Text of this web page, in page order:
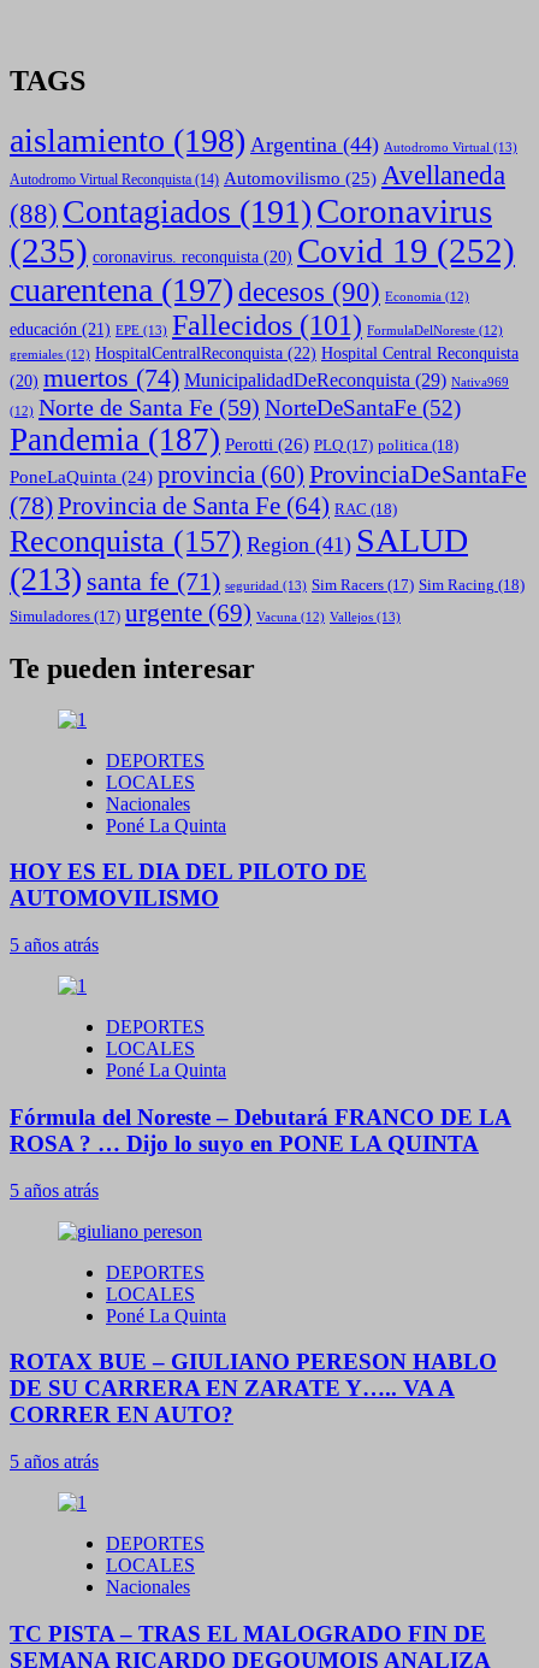
TAGS
aislamiento (198) Argentina (44) Autodromo Virtual (13)
Autodromo Virtual Reconquista (14) Automovilismo (25) Avellaneda
(88) Contagiados (191)Coronavirus
(235) coronavirus. reconquista (20) Covid 19 (252)
cuarentena (197) decesos (90) Economia (12)
educación (21) EPE (13) Fallecidos (101) FormulaDelNoreste (12)
gremiales (12) HospitalCentralReconquista (22) Hospital Central Reconquista
(20) muertos (74) MunicipalidadDeReconquista (29) Nativa969
(12) Norte de Santa Fe (59) NorteDeSantaFe (52)
Pandemia (187) Perotti (26) PLQ (17) politica (18)
PoneLaQuinta (24) provincia (60) ProvinciaDeSantaFe
(78)Provincia de Santa Fe (64) RAC (18)
Reconquista (157) Region (41) SALUD
(213) santa fe (71) seguridad (13) Sim Racers (17) Sim Racing (18)
Simuladores (17) urgente (69) Vacuna (12) Vallejos (13)
Te pueden interesar
DEPORTES
LOCALES
Nacionales
Poné La Quinta
HOY ES EL DIA DEL PILOTO DE
AUTOMOVILISMO
5 años atrás
DEPORTES
LOCALES
Poné La Quinta
Fórmula del Noreste – Debutará FRANCO DE LA
ROSA ? … Dijo lo suyo en PONE LA QUINTA
5 años atrás
DEPORTES
LOCALES
Poné La Quinta
ROTAX BUE – GIULIANO PERESON HABLO
DE SU CARRERA EN ZARATE Y….. VA A
CORRER EN AUTO?
5 años atrás
DEPORTES
LOCALES
Nacionales
TC PISTA – TRAS EL MALOGRADO FIN DE
SEMANA RICARDO DEGOUMOIS ANALIZA